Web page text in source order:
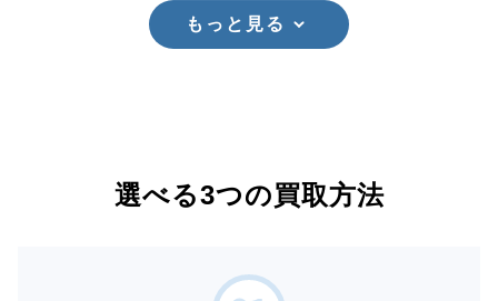
もっと見る
選べる3つの買取方法